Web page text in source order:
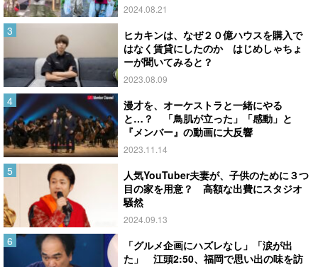
2024.08.21
ヒカキンは、なぜ２０億ハウスを購入で
はなく賃貸にしたのか はじめしゃちょ
ーが聞いてみると？
2023.08.09
漫才を、オーケストラと一緒にやる
と…？ 「鳥肌が立った」「感動」と
『メンバー』の動画に大反響
2023.11.14
人気YouTuber夫妻が、子供のために３つ
目の家を用意？ 高額な出費にスタジオ
騒然
2024.09.13
「グルメ企画にハズレなし」「涙が出
た」 江頭2:50、福岡で思い出の味を訪